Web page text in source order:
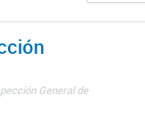
General de